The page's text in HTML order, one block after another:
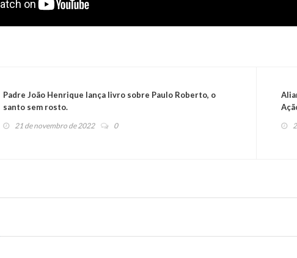
Padre João Henrique lança livro sobre Paulo Roberto, o
santo sem rosto.
21 de novembro de 2022 0